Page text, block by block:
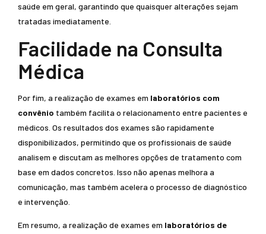
saúde em geral, garantindo que quaisquer alterações sejam
tratadas imediatamente.
Facilidade na Consulta
Médica
Por fim, a realização de exames em laboratórios com
convênio também facilita o relacionamento entre pacientes e
médicos. Os resultados dos exames são rapidamente
disponibilizados, permitindo que os profissionais de saúde
analisem e discutam as melhores opções de tratamento com
base em dados concretos. Isso não apenas melhora a
comunicação, mas também acelera o processo de diagnóstico
e intervenção.
Em resumo, a realização de exames em laboratórios de